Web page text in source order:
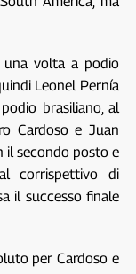
una volta a podio
Leonel Pernía
brasiliano, al
Cardoso e Juan
il secondo posto e
corrispettivo di
il successo finale
per Cardoso e